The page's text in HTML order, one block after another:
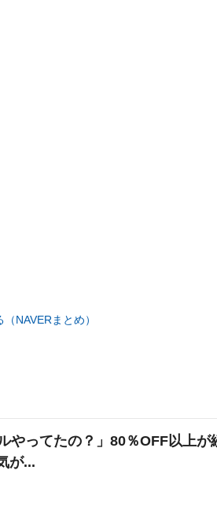
NAVERまとめ）
やってたの？」80％OFF以上が
が...